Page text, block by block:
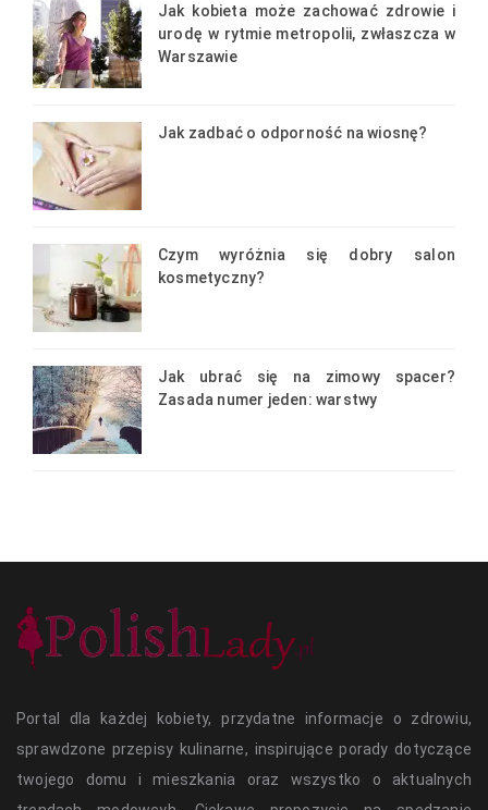
Jak kobieta może zachować zdrowie i
urodę w rytmie metropolii, zwłaszcza w
Warszawie
Jak zadbać o odporność na wiosnę?
Czym wyróżnia się dobry salon
kosmetyczny?
Jak ubrać się na zimowy spacer?
Zasada numer jeden: warstwy
Portal dla każdej kobiety, przydatne informacje o zdrowiu,
sprawdzone przepisy kulinarne, inspirujące porady dotyczące
twojego domu i mieszkania oraz wszystko o aktualnych